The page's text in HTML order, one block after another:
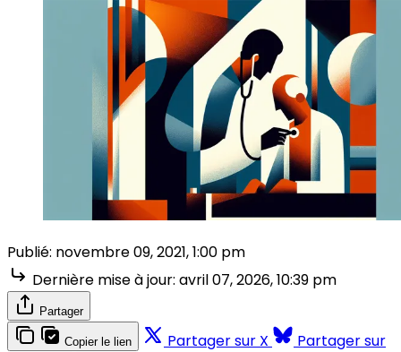
Publié: novembre 09, 2021, 1:00 pm
Dernière mise à jour: avril 07, 2026, 10:39 pm
Partager
Copier le lien Partager sur X
Partager sur